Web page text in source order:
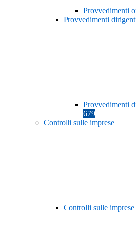
Provvedimenti
Provvedimenti
Provvedimenti
679
Controlli sulle imprese
Controlli sulle imprese